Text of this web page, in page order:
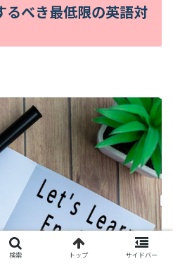
るべき最低限の英語対
検索 トップ サイドバー